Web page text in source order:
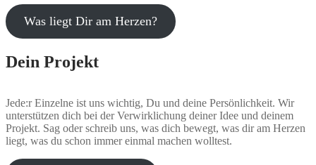
Was liegt Dir am Herzen?
Dein Projekt
Jede:r Einzelne ist uns wichtig, Du und deine Persönlichkeit. Wir
unterstützen dich bei der Verwirklichung deiner Idee und deinem
Projekt. Sag oder schreib uns, was dich bewegt, was dir am Herzen
liegt, was du schon immer einmal machen wolltest.